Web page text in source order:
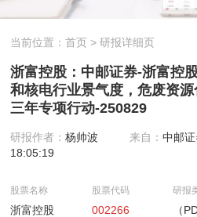
当前位置：首页 > 研报详细页
浙富控股：中邮证券-浙富控
和核电行业景气度，危废资
三年专项行动-250829
研报作者：杨帅波 来自：中邮证
18:05:19
股票名称
浙富控股
股票代码
002266
研报
（